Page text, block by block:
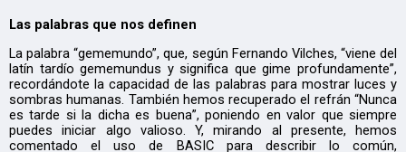
Las palabras que nos definen
La palabra “gememundo”, que, según Fernando Vilches, “viene del
latín tardío gememundus y significa que gime profundamente”,
recordándote la capacidad de las palabras para mostrar luces y
sombras humanas. También hemos recuperado el refrán “Nunca
es tarde si la dicha es buena”, poniendo en valor que siempre
puedes iniciar algo valioso. Y, mirando al presente, hemos
comentado el uso de BASIC para describir lo común,